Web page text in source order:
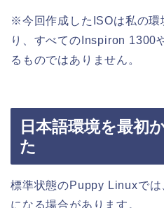
※今回作成したISOは私の環
り、すべてのInspiron 1300
るものではありません。
日本語環境を最初
た
標準状態のPuppy Linuxで
になる場合があります。